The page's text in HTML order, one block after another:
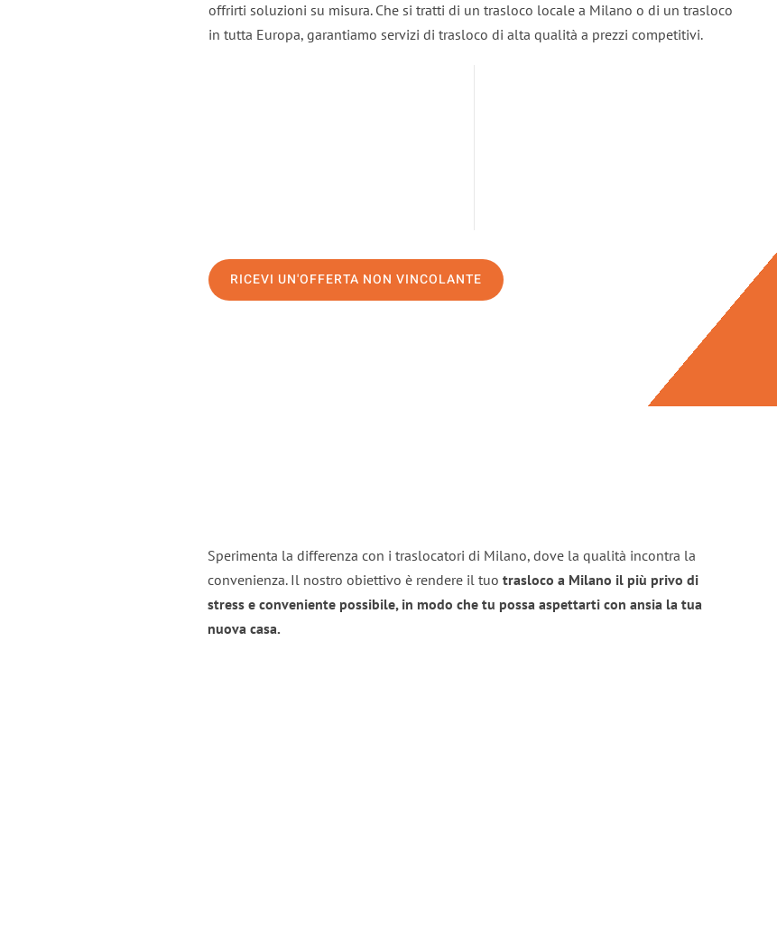
offrirti soluzioni su misura. Che si tratti di un trasloco locale a Milano o di un trasloco
in tutta Europa, garantiamo servizi di trasloco di alta qualità a prezzi competitivi.
RICEVI UN'OFFERTA NON VINCOLANTE
Sperimenta la differenza con i traslocatori di Milano, dove la qualità incontra la
convenienza. Il nostro obiettivo è rendere il tuo trasloco a Milano il più privo di
stress e conveniente possibile, in modo che tu possa aspettarti con ansia la tua
nuova casa.